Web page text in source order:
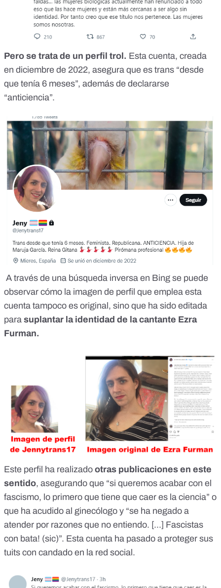
Pero se trata de un perfil trol. Esta cuenta, creada
en diciembre de 2022, asegura que es trans “desde
que tenía 6 meses”, además de declararse
“anticiencia”.
A través de una búsqueda inversa en Bing se puede
observar cómo la imagen de perfil que emplea esta
cuenta tampoco es original, sino que ha sido editada
para suplantar la identidad de la cantante Ezra
Furman.
Este perfil ha realizado otras publicaciones en este
sentido, asegurando que “si queremos acabar con el
fascismo, lo primero que tiene que caer es la ciencia” o
que ha acudido al ginecólogo y “se ha negado a
atender por razones que no entiendo. [...] Fascistas
con bata! (sic)”. Esta cuenta ha pasado a proteger sus
tuits con candado en la red social.